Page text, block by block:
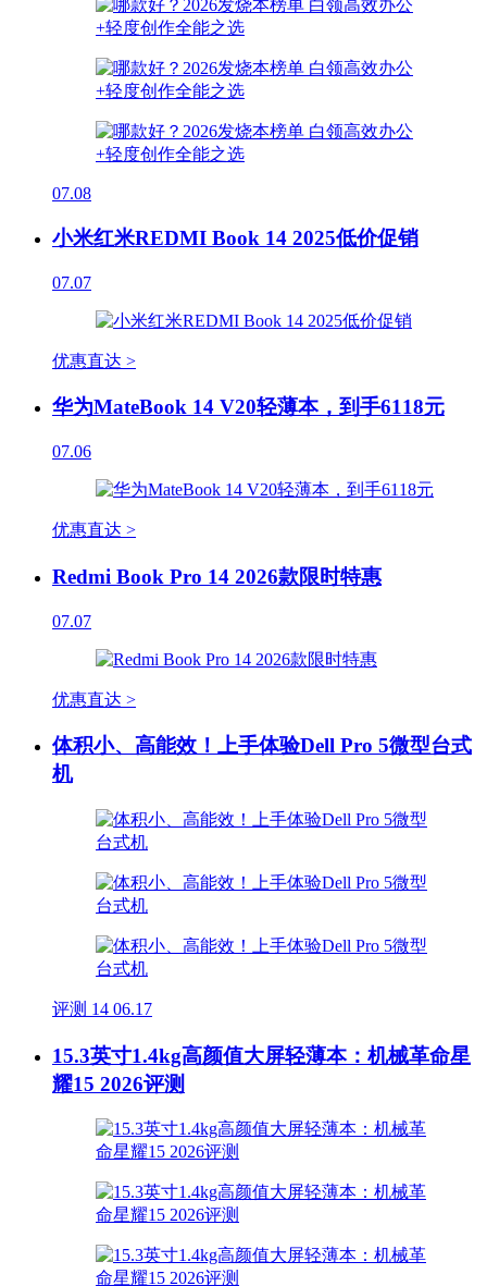
07.08
小米红米REDMI Book 14 2025低价促销
07.07
优惠直达 >
华为MateBook 14 V20轻薄本，到手6118元
07.06
优惠直达 >
Redmi Book Pro 14 2026款限时特惠
07.07
优惠直达 >
体积小、高能效！上手体验Dell Pro 5微型台式
机
评测 14 06.17
15.3英寸1.4kg高颜值大屏轻薄本：机械革命星
耀15 2026评测